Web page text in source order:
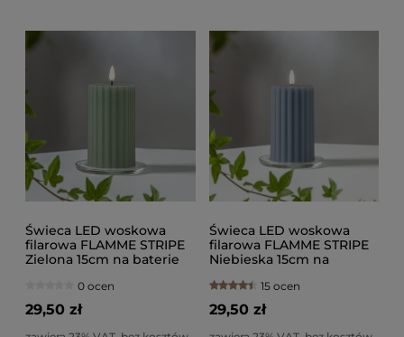
Świeca LED woskowa
filarowa FLAMME STRIPE
Zielona 15cm na baterie
0 ocen
29,50 zł
Świeca LED woskowa
filarowa FLAMME STRIPE
Niebieska 15cm na
15 ocen
29,50 zł